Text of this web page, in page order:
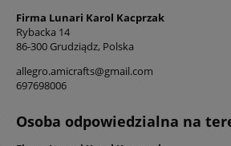
Firma Lunari Karol Kacprzak
Rybacka 14
86-300 Grudziądz, Polska
allegro.amicrafts@gmail.com
697698006
Osoba odpowiedzialna na